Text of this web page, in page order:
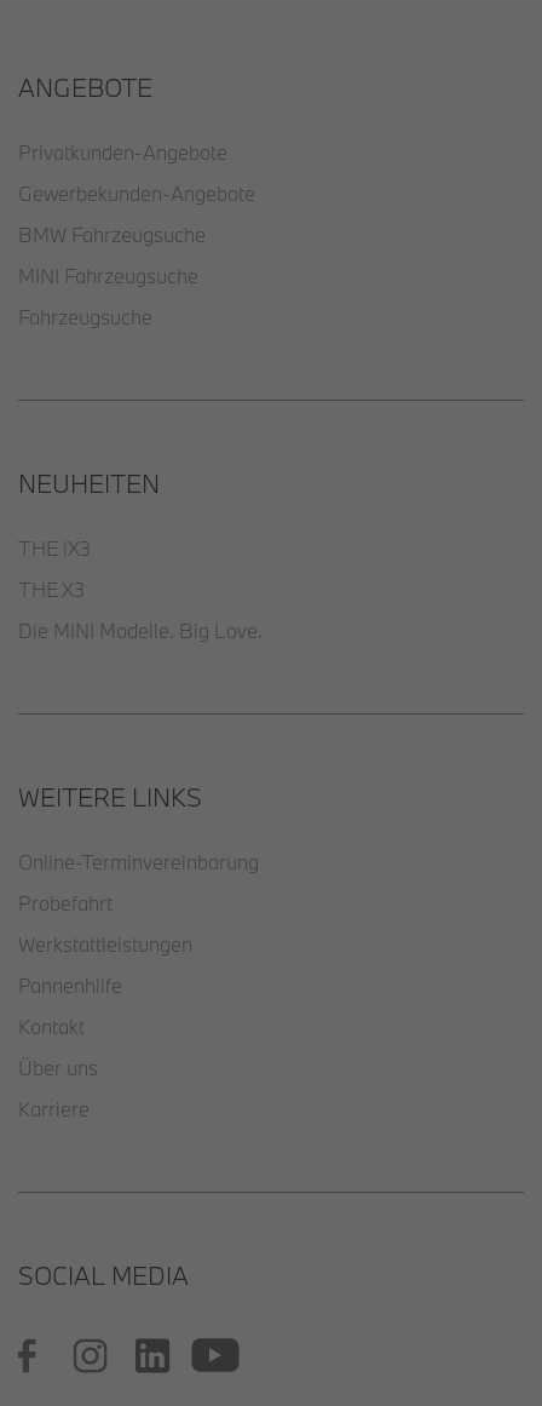
ANGEBOTE
Privatkunden-Angebote
Gewerbekunden-Angebote
BMW Fahrzeugsuche
MINI Fahrzeugsuche
Fahrzeugsuche
NEUHEITEN
THE iX3
THE X3
Die MINI Modelle. Big Love.
WEITERE LINKS
Online-Terminvereinbarung
Probefahrt
Werkstattleistungen
Pannenhilfe
Kontakt
Über uns
Karriere
SOCIAL MEDIA